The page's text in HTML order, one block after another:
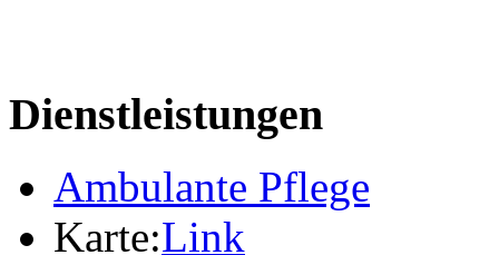
Dienstleistungen
Ambulante Pflege
Karte:Link